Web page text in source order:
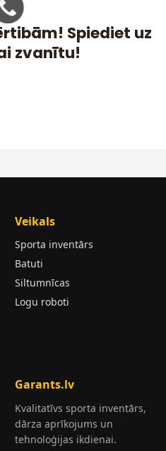
Spiediet uz
zvanītu!
Veikals
Sporta inventārs
Batuti
Siltumnīcas
Logu roboti
Garants.lv
Kvalitatīvs sporta inventārs,
dārza aprīkojums un
tehnoloģijas ikdienai.